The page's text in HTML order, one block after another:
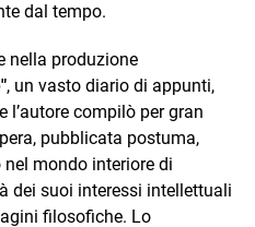
dal tempo.
nella produzione
, un vasto diario di appunti,
l’autore compilò per gran
pubblicata postuma,
mondo interiore di
dei suoi interessi intellettuali
filosofiche. Lo